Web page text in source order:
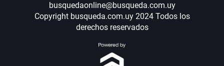
busquedaonline@busqueda.com.uy
Copyright busqueda.com.uy 2024 Todos los
derechos reservados